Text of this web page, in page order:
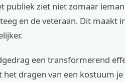
publiek ziet niet zomaar
en de veteraan. Dit maakt
een transformerend
dragen van een kostuum